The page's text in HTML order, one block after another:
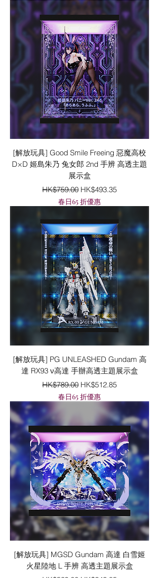
[解放玩具] Good Smile Freeing 惡魔高校
D×D 姬島朱乃 兔女郎 2nd 手辨 高透主題
展示盒
一般價格
HK$759.00 促銷價格
HK$493.35
春日65 折優惠
[解放玩具] PG UNLEASHED Gundam 高
達 RX93 ν高達 手辦高透主題展示盒
一般價格
HK$789.00 促銷價格
HK$512.85
春日65 折優惠
[解放玩具] MGSD Gundam 高達 白雪姬
火星陸地 L 手辨 高透主題展示盒